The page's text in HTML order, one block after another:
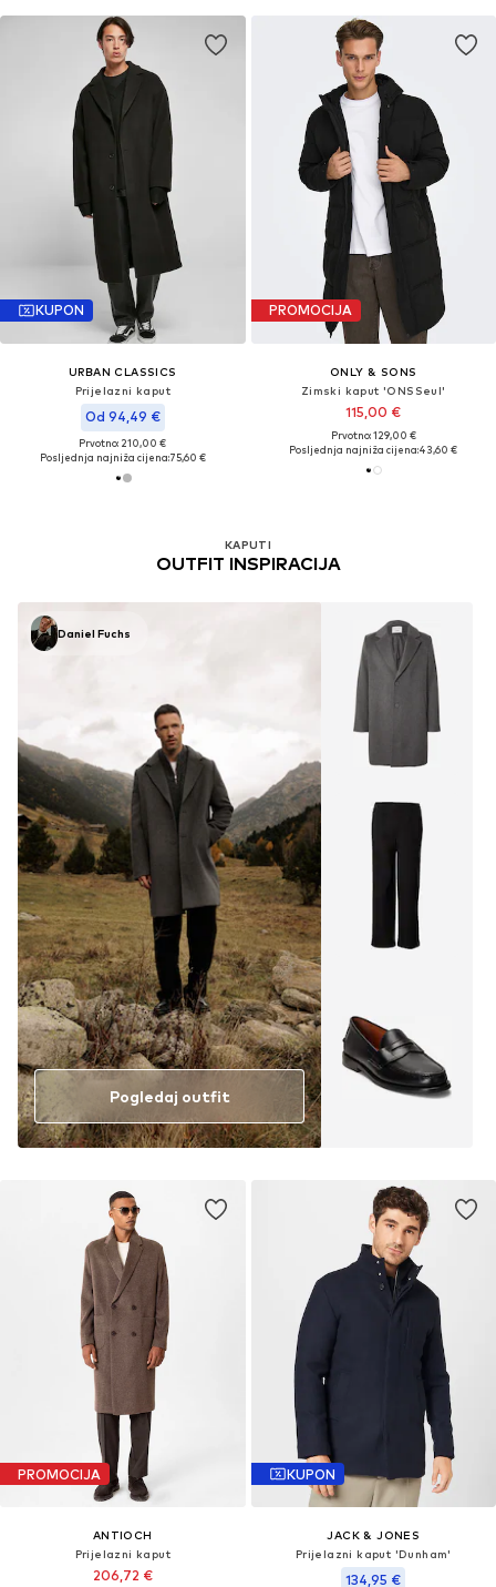
KUPON
URBAN CLASSICS
Prijelazni kaput
Od 94,49 €
Prvotno: 210,00 €
Posljednja najniža cijena:75,60 €
KAPUTI
OUTFIT INSPIRACIJA
Daniel Fuchs
Pogledaj outfit
PROMOCIJA
ONLY & SONS
Zimski kaput 'ONSSeul'
115,00 €
Prvotno: 129,00 €
Posljednja najniža cijena:43,60 €
PROMOCIJA
ANTIOCH
Prijelazni kaput
206,72 €
KUPON
JACK & JONES
Prijelazni kaput 'Dunham'
134,95 €